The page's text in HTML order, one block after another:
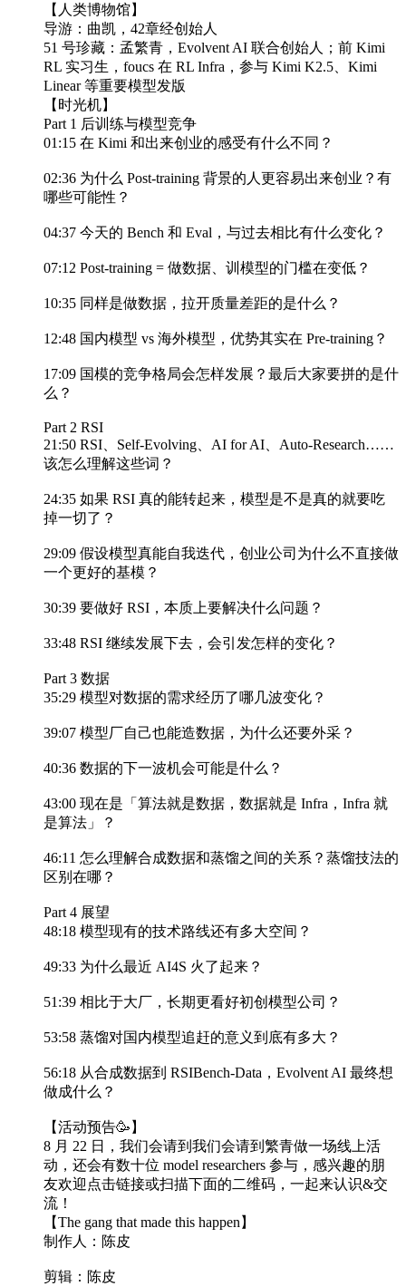
【人类博物馆】
导游：曲凯，42章经创始人
51 号珍藏：孟繁青，Evolvent AI 联合创始人；前 Kimi
RL 实习生，foucs 在 RL Infra，参与 Kimi K2.5、Kimi
Linear 等重要模型发版
【时光机】
Part 1 后训练与模型竞争
01:15 在 Kimi 和出来创业的感受有什么不同？
02:36 为什么 Post-training 背景的人更容易出来创业？有
哪些可能性？
04:37 今天的 Bench 和 Eval，与过去相比有什么变化？
07:12 Post-training = 做数据、训模型的门槛在变低？
10:35 同样是做数据，拉开质量差距的是什么？
12:48 国内模型 vs 海外模型，优势其实在 Pre-training？
17:09 国模的竞争格局会怎样发展？最后大家要拼的是什
么？
Part 2 RSI
21:50 RSI、Self-Evolving、AI for AI、Auto-Research……
该怎么理解这些词？
24:35 如果 RSI 真的能转起来，模型是不是真的就要吃
掉一切了？
29:09 假设模型真能自我迭代，创业公司为什么不直接做
一个更好的基模？
30:39 要做好 RSI，本质上要解决什么问题？
33:48 RSI 继续发展下去，会引发怎样的变化？
Part 3 数据
35:29 模型对数据的需求经历了哪几波变化？
39:07 模型厂自己也能造数据，为什么还要外采？
40:36 数据的下一波机会可能是什么？
43:00 现在是「算法就是数据，数据就是 Infra，Infra 就
是算法」？
46:11 怎么理解合成数据和蒸馏之间的关系？蒸馏技法的
区别在哪？
Part 4 展望
48:18 模型现有的技术路线还有多大空间？
49:33 为什么最近 AI4S 火了起来？
51:39 相比于大厂，长期更看好初创模型公司？
53:58 蒸馏对国内模型追赶的意义到底有多大？
56:18 从合成数据到 RSIBench-Data，Evolvent AI 最终想
做成什么？
【活动预告🥳】
8 月 22 日，我们会请到我们会请到繁青做一场线上活
动，还会有数十位 model researchers 参与，感兴趣的朋
友欢迎点击链接或扫描下面的二维码，一起来认识&交
流！
【The gang that made this happen】
制作人：陈皮
剪辑：陈皮